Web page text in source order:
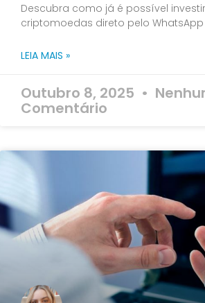
Descubra como já é possível
criptomoedas direto pelo WhatsApp
LEIA MAIS »
Outubro 8, 2025
Comentário